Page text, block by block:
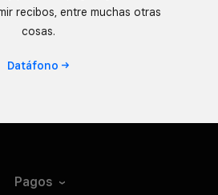
recibos, entre muchas otras
cosas.
Datáfono
Pagos